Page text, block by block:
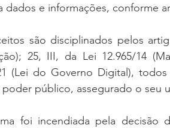
dados e informações, conforme
são disciplinados pelos
25, III, da Lei 12.965/14
(Lei do Governo Digital),
público, assegurado o seu
foi incendiada pela decisão